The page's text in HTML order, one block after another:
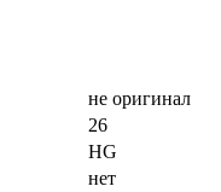
не оригинал
26
HG
нет